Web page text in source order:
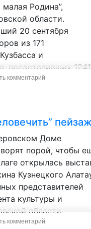
Родина”,
области.
20 сентября
из 171
и
представивших 1241
— областной
представить не
комментарий
Доме
порой, чтобы
открылась
Кузнецкого
представителей
культуры и
области,
Центра
комментарий